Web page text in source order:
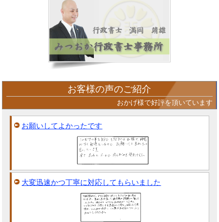
お客様の声のご紹介
おかげ様で好評を頂いています
お願いしてよかったです
大変迅速かつ丁寧に対応してもらいました